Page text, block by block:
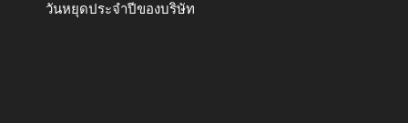
วันหยุดประจำปีของบริษัท